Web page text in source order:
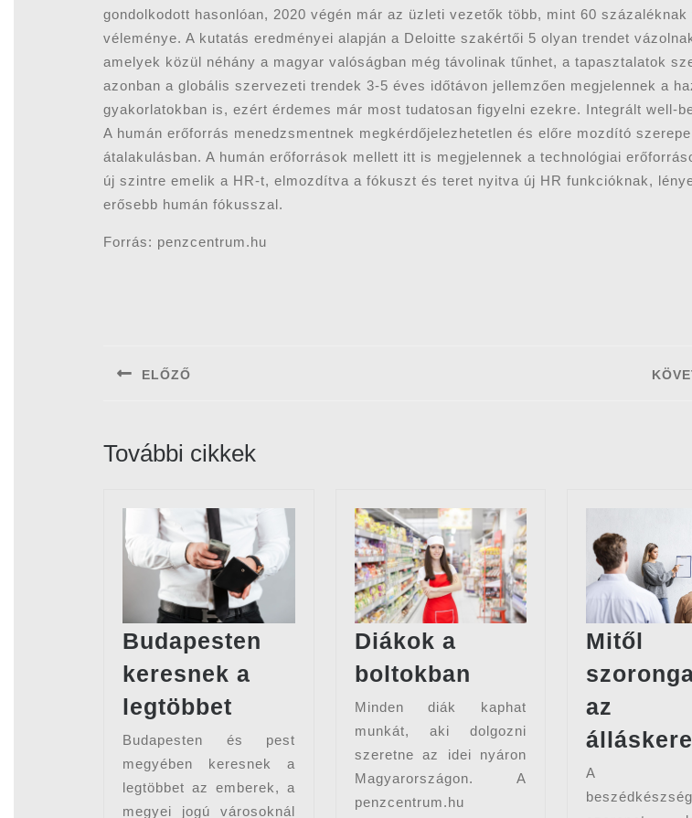
gondolkodott hasonlóan, 2020 végén már az üzleti vezetők több, mint 60 százaléknak
véleménye. A kutatás eredményei alapján a Deloitte szakértői 5 olyan trendet
amelyek közül néhány a magyar valóságban még távolinak tűnhet, a tapasztalatok
azonban a globális szervezeti trendek 3-5 éves időtávon jellemzően megjelennek a
gyakorlatokban is, ezért érdemes már most tudatosan figyelni ezekre. Integrált well-
A humán erőforrás menedzsmentnek megkérdőjelezhetetlen és előre mozdító
átalakulásban. A humán erőforrások mellett itt is megjelennek a technológiai
új szintre emelik a HR-t, elmozdítva a fókuszt és teret nyitva új HR funkcióknak,
erősebb humán fókusszal.
Forrás: penzcentrum.hu
navigáció
ELŐZŐ
További cikkek
Budapesten
keresnek a
legtöbbet Budapesten
keresnek
a
legtöbbet
Budapesten és pest
megyében keresnek a
legtöbbet az emberek, a
megyei jogú városoknál
Diákok a
boltokban
a
boltokban
Minden diák kaphat
munkát, aki dolgozni
szeretne az idei nyáron
Magyarországon. A
penzcentrum.hu
Mitől
az
A